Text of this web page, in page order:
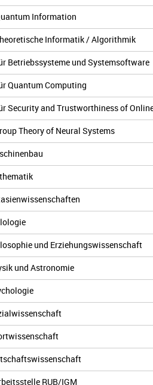
Information
Informatik / Algorithmik
Betriebssysteme und Systemsoftware
Quantum Computing
Security and Trustworthiness of
Theory of Neural Systems
und Erziehungswissenschaft
und Astronomie
RUB/IGM